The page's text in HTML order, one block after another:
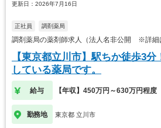
更新日：2026年7月16日
正社員 調剤薬局
調剤薬局の薬剤師求人（法人名非公開 ※詳細
【東京都立川市】駅ちか徒歩3
している薬局です。
給与 【年収】450万円～630万円程度
勤務地 東京都 立川市